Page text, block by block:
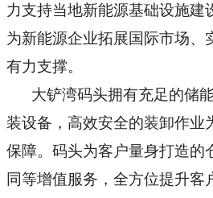
力支持当地新能源基础设施建
为新能源企业拓展国际市场、
有力支撑。
大铲湾码头拥有充足的储
装设备，高效安全的装卸作业
保障。码头为客户量身打造的
同等增值服务，全方位提升客